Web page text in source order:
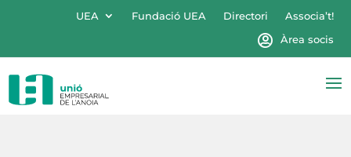
UEA Fundació UEA Directori
Associa’t!
Àrea socis